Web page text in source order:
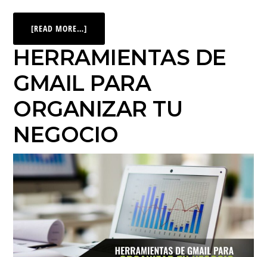
[READ MORE…]
HERRAMIENTAS DE
GMAIL PARA
ORGANIZAR TU
NEGOCIO